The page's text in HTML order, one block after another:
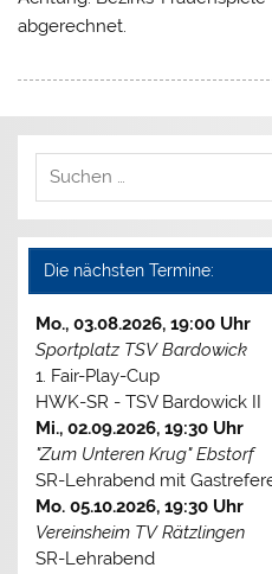
abgerechnet.
Die nächsten Termine:
Mo., 03.08.2026, 19:00 Uhr
Sportplatz TSV Bardowick
1. Fair-Play-Cup
HWK-SR - TSV Bardowick II
Mi., 02.09.2026, 19:30 Uhr
"Zum Unteren Krug" Ebstorf
SR-Lehrabend mit
Mo. 05.10.2026, 19:30 Uhr
Vereinsheim TV Rätzlingen
SR-Lehrabend